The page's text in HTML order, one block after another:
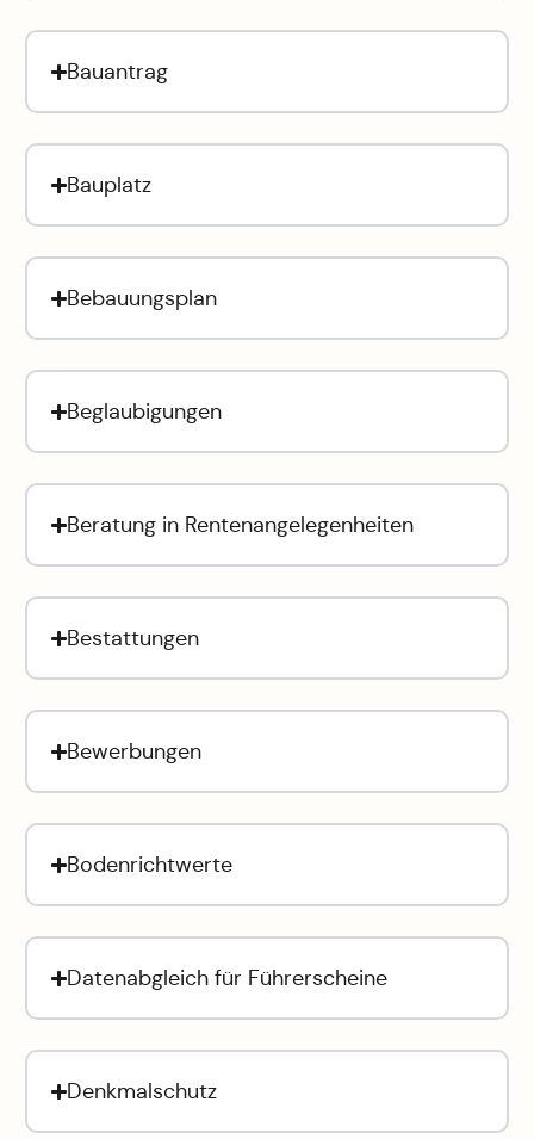
Bauantrag
Bauplatz
Bebauungsplan
Beglaubigungen
Beratung in Rentenangelegenheiten
Bestattungen
Bewerbungen
Bodenrichtwerte
Datenabgleich für Führerscheine
Denkmalschutz